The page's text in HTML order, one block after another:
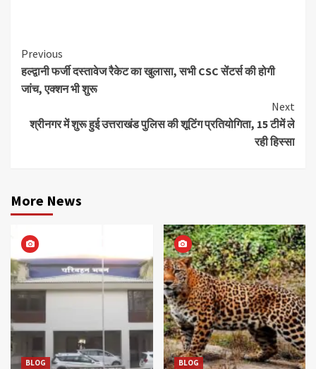
Continue
Reading
Previous
हल्द्वानी फर्जी दस्तावेज रैकेट का खुलासा, सभी CSC सेंटर्स की होगी
जांच, एक्शन भी शुरू
Next
श्रीनगर में शुरू हुई उत्तराखंड पुलिस की शूटिंग प्रतियोगिता, 15 टीमें ले
रही हिस्सा
More News
BLOG BLOG